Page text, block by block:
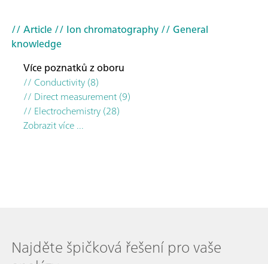
// Article// Ion chromatography// General
knowledge
Více poznatků z oboru
// Conductivity (8)
// Direct measurement (9)
// Electrochemistry (28)
Zobrazit více ...
Najděte špičková řešení pro vaše